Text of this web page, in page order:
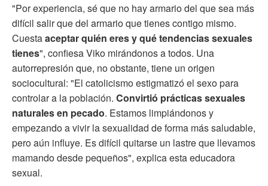
"Por experiencia, sé que no hay armario del que sea más
difícil salir que del armario que tienes contigo mismo.
Cuestaaceptar quién eres y qué tendencias sexuales
tienes", confiesa Viko mirándonos a todos. Una
autorrepresión que, no obstante, tiene un origen
sociocultural: "El catolicismo estigmatizó el sexo para
controlar a la población. Convirtió prácticas sexuales
naturales en pecado. Estamos limpiándonos y
empezando a vivir la sexualidad de forma más saludable,
pero aún influye. Es difícil quitarse un lastre que llevamos
mamando desde pequeños", explica esta educadora
sexual.